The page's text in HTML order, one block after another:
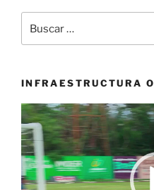
en
a
el
viernes
para
participar
en
la
por:
INFRAESTRUCTURA
Reproductor
de
vídeo